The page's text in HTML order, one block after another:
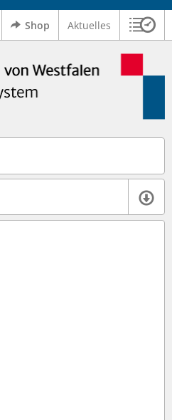
Shop Aktuelles
"Pfarrerausschuss".